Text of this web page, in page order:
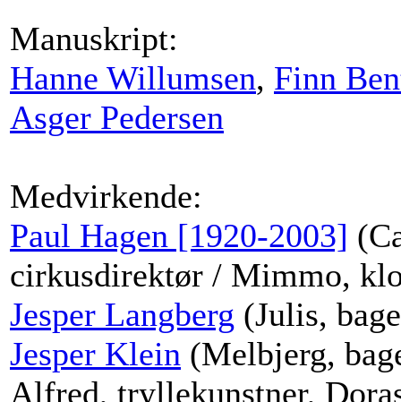
Manuskript:
Hanne Willumsen, Finn
Asger Pedersen
Medvirkende:
Paul Hagen [1920-2003]
cirkusdirektør / Mimmo,
Jesper Langberg (Julis,
Jesper Klein (Melbjerg,
Alfred, tryllekunstner,